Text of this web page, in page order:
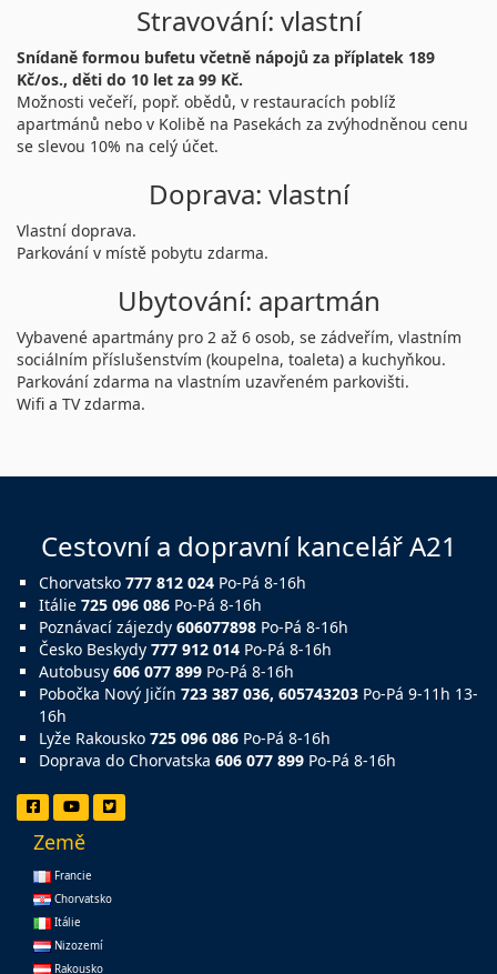
Stravování: vlastní
Snídaně formou bufetu včetně nápojů za příplatek 189
Kč/os., děti do 10 let za 99 Kč.
Možnosti večeří, popř. obědů, v restauracích poblíž
apartmánů nebo v Kolibě na Pasekách za zvýhodněnou cenu
se slevou 10% na celý účet.
Doprava: vlastní
Vlastní doprava.
Parkování v místě pobytu zdarma.
Ubytování: apartmán
Vybavené apartmány pro 2 až 6 osob, se zádveřím, vlastním
sociálním příslušenstvím (koupelna, toaleta) a kuchyňkou.
Parkování zdarma na vlastním uzavřeném parkovišti.
Wifi a TV zdarma.
Cestovní a dopravní kancelář A21
Chorvatsko 777 812 024 Po-Pá 8-16h
Itálie 725 096 086 Po-Pá 8-16h
Poznávací zájezdy 606077898 Po-Pá 8-16h
Česko Beskydy 777 912 014 Po-Pá 8-16h
Autobusy 606 077 899 Po-Pá 8-16h
Pobočka Nový Jičín 723 387 036, 605743203 Po-Pá 9-11h 13-
16h
Lyže Rakousko 725 096 086 Po-Pá 8-16h
Doprava do Chorvatska 606 077 899 Po-Pá 8-16h
Země
Francie
Chorvatsko
Itálie
Nizozemí
Rakousko